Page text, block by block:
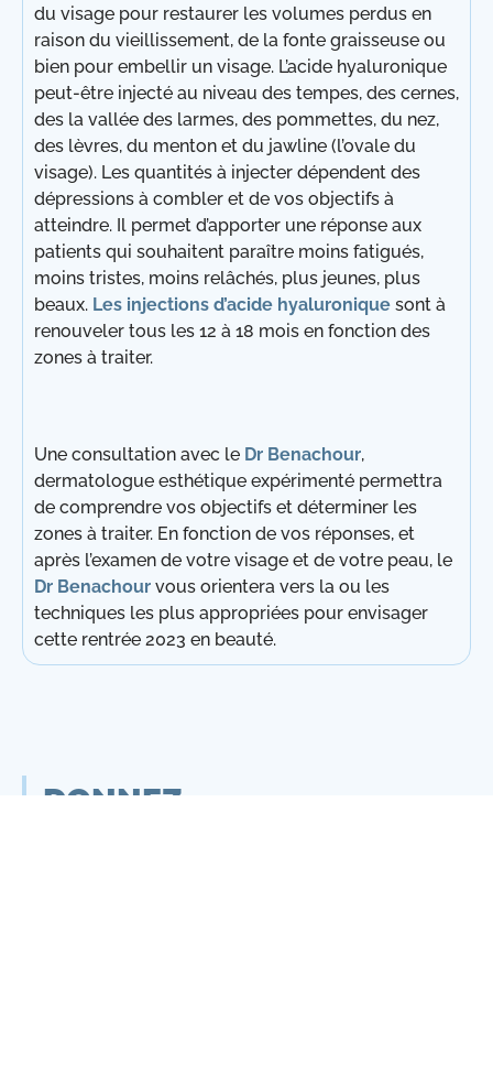
du visage pour restaurer les volumes perdus en
raison du vieillissement, de la fonte graisseuse ou
bien pour embellir un visage. L’acide hyaluronique
peut-être injecté au niveau des tempes, des cernes,
des la vallée des larmes, des pommettes, du nez,
des lèvres, du menton et du jawline (l’ovale du
visage). Les quantités à injecter dépendent des
dépressions à combler et de vos objectifs à
atteindre. Il permet d’apporter une réponse aux
patients qui souhaitent paraître moins fatigués,
moins tristes, moins relâchés, plus jeunes, plus
beaux. Les injections d’acide hyaluronique sont à
renouveler tous les 12 à 18 mois en fonction des
zones à traiter.
Une consultation avec le Dr Benachour,
dermatologue esthétique expérimenté permettra
de comprendre vos objectifs et déterminer les
zones à traiter. En fonction de vos réponses, et
après l’examen de votre visage et de votre peau, le
Dr Benachour vous orientera vers la ou les
techniques les plus appropriées pour envisager
cette rentrée 2023 en beauté.
DONNEZ